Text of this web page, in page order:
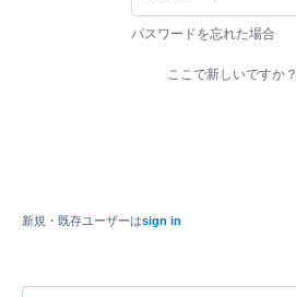
パスワードを忘れた場合
ここで新しいですか？
新規・既存ユーザーはsign in